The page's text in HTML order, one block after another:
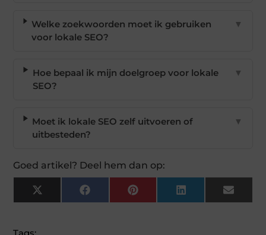
Welke zoekwoorden moet ik gebruiken
voor lokale SEO?
▼
Hoe bepaal ik mijn doelgroep voor lokale
SEO?
▼
Moet ik lokale SEO zelf uitvoeren of
uitbesteden?
▼
Goed artikel? Deel hem dan op:
X
(Twitter)
FacebookPinterest LinkedIn Email